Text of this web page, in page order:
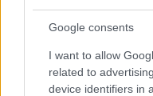
Google consents
I want to allow
related to
device identifiers in